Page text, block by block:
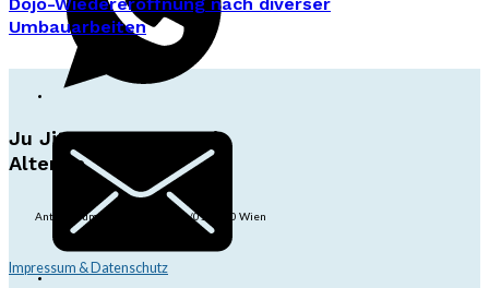
Dojo-Wiedereröffnung nach diverser
Umbauarbeiten
Ju Jitsu Ryu Tsunami
Alterlaa
Anton-Baumgartner-Str. 44/B8/01, 1230 Wien
Impressum & Datenschutz